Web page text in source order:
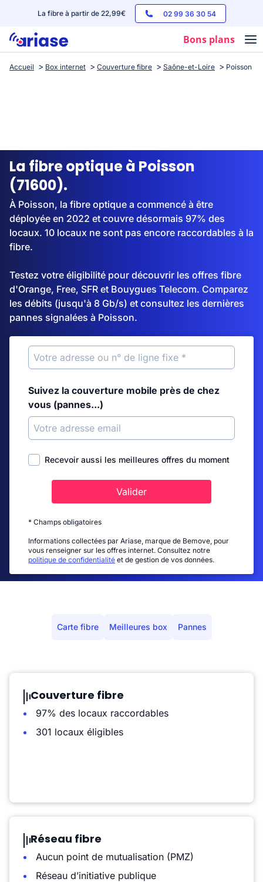
La fibre à partir de 22,99€ 02 99 36 30 54
Bons plans
Box internet
Streaming
Accueil Box internet Couverture fibre Saône-et-Loire Poisson
La fibre optique à Poisson
(71600).
À Poisson, la fibre optique a commencé à être
déployée en 2022 et couvre désormais 97% des
locaux. 10 locaux ne sont pas encore raccordables à la
fibre.
Testez votre éligibilité pour découvrir les offres fibre
d'Orange, Free, SFR et Bouygues Telecom. Comparez
les débits (jusqu'à 8 Gb/s) et consultez les dernières
pannes signalées à Poisson.
Suivez la couverture mobile près de chez
vous (pannes...)
Recevoir aussi les meilleures offres du moment
Valider
* Champs obligatoires
Informations collectées par Ariase, marque de Bemove, pour
vous renseigner sur les offres internet. Consultez notre
politique de confidentialité et de gestion de vos données.
Carte fibre Meilleures box Pannes
Couverture fibre
97% des locaux raccordables
301 locaux éligibles
Réseau fibre
Aucun point de mutualisation (PMZ)
Réseau d’initiative publique